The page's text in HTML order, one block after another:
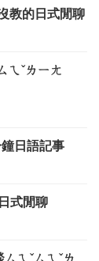
教的日式閒聊
ㄟˇㄌㄧㄤ
日語記事
式閒聊
ㄟˇㄙㄟˇㄌ